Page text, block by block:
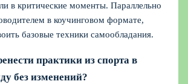
в критические моменты. Параллельно
в коучинговом формате,
базовые техники самообладания.
практики из спорта в
без изменений?